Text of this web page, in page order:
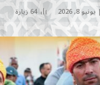
يونيو 8, 2026 64 زيارة